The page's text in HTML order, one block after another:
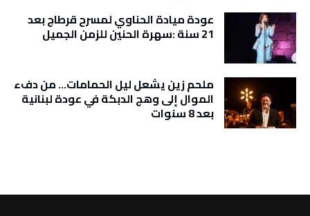
عودة ميادة الحناوي لمسرح قرطاج بعد
21 سنة :سهرة الحنين للزمن الجميل
ملحم زين يشعل ليل الحمامات… من دفء
الموال إلى وهج الدبكة في عودة لبنانية
بعد 8 سنوات